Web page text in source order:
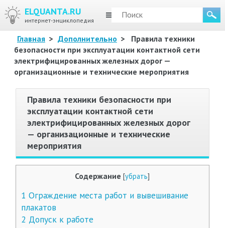
ELQUANTA.RU
интернет-энциклопедия
МЕНЮ
Главная > Дополнительно >
Правила техники
безопасности при эксплуатации контактной сети
электрифицированных железных дорог —
организационные и технические мероприятия
Правила техники безопасности при
эксплуатации контактной сети
электрифицированных железных дорог
— организационные и технические
мероприятия
Содержание [убрать]
1 Ограждение места работ и вывешивание
плакатов
2 Допуск к работе